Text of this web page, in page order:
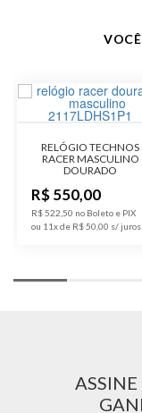
Tipo de Tela
Diâmetro da Caixa
Material do Vidro
Tampa Posterior
RELÓGIO TECHNOS
RACER MASCULINO
DOURADO
R$ 550,00
R$ 522,50 no Boleto e PIX
ou 11x de R$ 50,00